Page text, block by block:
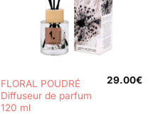
FLORAL POUDRÉ
Diffuseur de parfum
120 ml
29.00€